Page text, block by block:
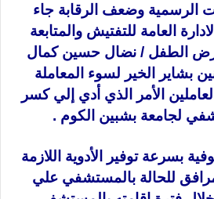
الرسمية وضعف الرقابة جاء
العامة للتفتيش والمتابعة
الطفل / نضال حسين كمال
بشاير الخير لسوء المعاملة
الأمر الذي أدي إلي كسر
لجامعة بشبين الكوم .
بسرعة توفير الأدوية اللازمة
للحالة بالمستشفي علي